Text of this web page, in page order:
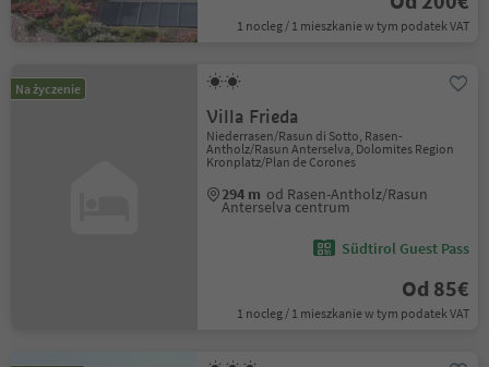
1 nocleg / 1 mieszkanie w tym podatek VAT
Na życzenie
Villa Frieda
Niederrasen/Rasun di Sotto, Rasen-
Antholz/Rasun Anterselva, Dolomites Region
Kronplatz/Plan de Corones
294 m od Rasen-Antholz/Rasun
Anterselva centrum
Südtirol Guest Pass
Od 85€
1 nocleg / 1 mieszkanie w tym podatek VAT